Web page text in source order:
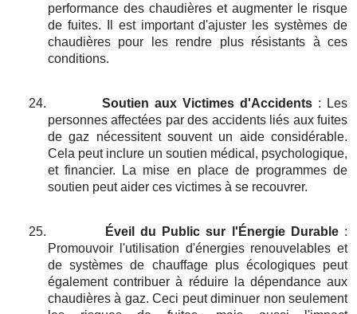
performance des chaudières et augmenter le risque
de fuites. Il est important d'ajuster les systèmes de
chaudières pour les rendre plus résistants à ces
conditions.
24. Soutien aux Victimes d'Accidents : Les
personnes affectées par des accidents liés aux fuites
de gaz nécessitent souvent un aide considérable.
Cela peut inclure un soutien médical, psychologique,
et financier. La mise en place de programmes de
soutien peut aider ces victimes à se recouvrer.
25. Éveil du Public sur l'Énergie Durable:
Promouvoir l'utilisation d'énergies renouvelables et
de systèmes de chauffage plus écologiques peut
également contribuer à réduire la dépendance aux
chaudières à gaz. Ceci peut diminuer non seulement